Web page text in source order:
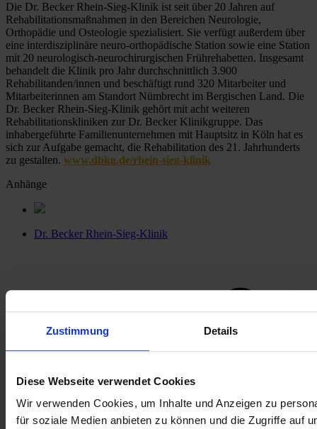
Zustimmung Details
Diese Webseite verwendet Cookies
Wir verwenden Cookies, um Inhalte und Anzeigen zu
für soziale Medien anbieten zu können und die Zugriffe auf
Die Dr. Becker Rhein-Sieg-Klinik ist seit über 20 Jahren auf
Rehabilitationsmaßnahmen in den Bereichen Neurologie,
Orthopädie und Osteologie spezialisiert. Sie verfügt außerdem über
eine interdisziplinäre neuro-orthopädische Station sowie eine Station
mit 20 neurologisch-neurochirurgischen Frührehabetten. Insgesamt
behandelt die Klinik pro Jahr durchschnittlich 3.900
Rehabilitanden/innen und beschäftigt rund 320 Mitarbeiter und
Mitarbeiterinnen am Standort Nümbrecht im Bergischen Land. Die
Dr. Becker Rhein-Sieg-Klinik gehört mit acht weiteren
Rehabilitationskliniken zur Dr. Becker Klinikgruppe. Das
inhabergeführte Familienunternehmen mit Hauptsitz in Köln hat es
sich zur Aufgabe gemacht, die Rehabilitation des 21. Jahrhunderts
zu gestalten. www.dbkg.de/rhein-sieg-klinik
Anhänge
Dr. Becker Rhein-Sieg-Klinik